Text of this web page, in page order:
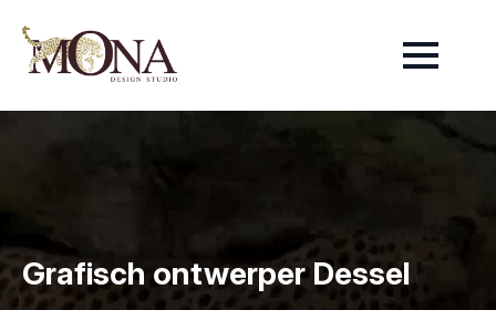
Grafisch ontwerper Dessel